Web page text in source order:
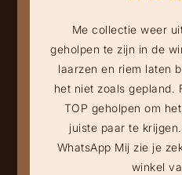
Me collectie weer
geholpen te zijn in de
laarzen en riem laten
het niet zoals gepland.
TOP geholpen om
juiste paar te
WhatsApp Mij zie je
winkel